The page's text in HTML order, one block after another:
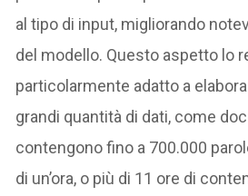
al tipo di input, migliorando
del modello​​. Questo aspetto lo
particolarmente adatto a
grandi quantità di dati, come
contengono fino a 700.000
di un’ora, o più di 11 ore di